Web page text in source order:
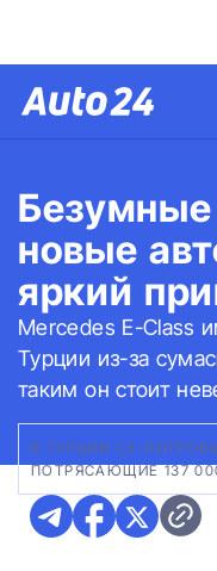
Безумные
новые
яркий
Mercedes E-Class
Турции из-за
таким он стоит
В ТУРЦИИ 1,5-
ПОТРЯСАЮЩИЕ 137